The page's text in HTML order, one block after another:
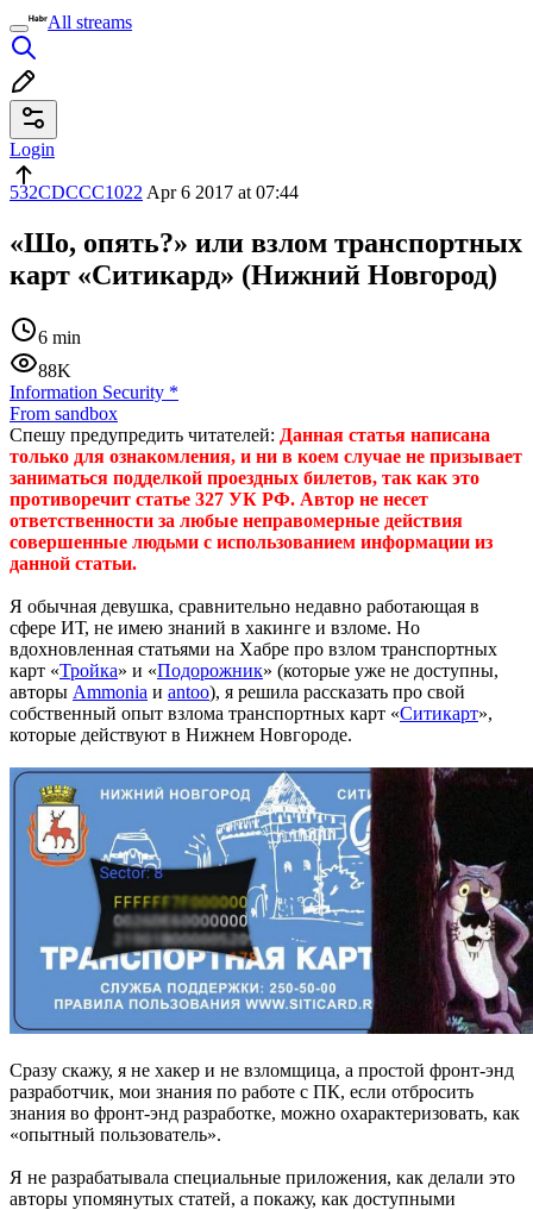
All streams
Login
532CDCCC1022 Apr 6 2017 at 07:44
«Шо, опять?» или взлом транспортных
карт «Ситикард» (Нижний Новгород)
6 min
88K
Information Security *
From sandbox
Спешу предупредить читателей: Данная статья написана
только для ознакомления, и ни в коем случае не призывает
заниматься подделкой проездных билетов, так как это
противоречит статье 327 УК РФ. Автор не несет
ответственности за любые неправомерные действия
совершенные людьми с использованием информации из
данной статьи.
Я обычная девушка, сравнительно недавно работающая в
сфере ИТ, не имею знаний в хакинге и взломе. Но
вдохновленная статьями на Хабре про взлом транспортных
карт «Тройка» и «Подорожник» (которые уже не доступны,
авторы Ammonia и antoo), я решила рассказать про свой
собственный опыт взлома транспортных карт «Ситикарт»,
которые действуют в Нижнем Новгороде.
Сразу скажу, я не хакер и не взломщица, а простой фронт-энд
разработчик, мои знания по работе с ПК, если отбросить
знания во фронт-энд разработке, можно охарактеризовать, как
«опытный пользователь».
Я не разрабатывала специальные приложения, как делали это
авторы упомянутых статей, а покажу, как доступными